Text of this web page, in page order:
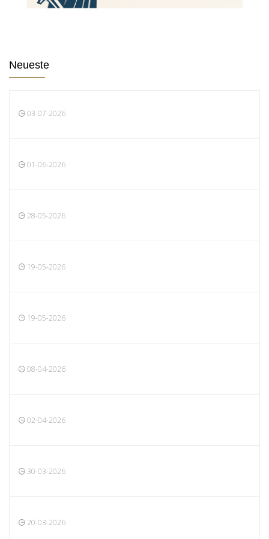
Neueste
03-07-2026
01-06-2026
28-05-2026
19-05-2026
19-05-2026
08-04-2026
02-04-2026
30-03-2026
20-03-2026